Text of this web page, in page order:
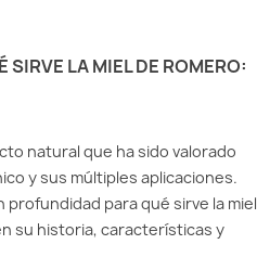
SIRVE LA MIEL DE ROMERO:
natural que ha sido valorado
y sus múltiples aplicaciones.
para qué sirve la miel
su historia, características y